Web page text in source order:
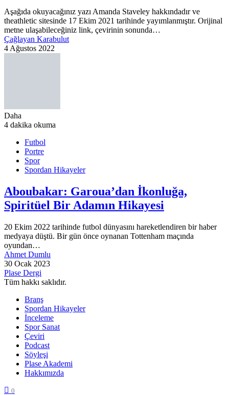
Aşağıda okuyacağınız yazı Amanda Staveley hakkındadır ve
theathletic sitesinde 17 Ekim 2021 tarihinde yayımlanmıştır. Orijinal
metne ulaşabileceğiniz link, çevirinin sonunda…
Çağlayan Karabulut
4 Ağustos 2022
Daha
4 dakika okuma
Futbol
Portre
Spor
Spordan Hikayeler
Aboubakar: Garoua’dan İkonluğa,
Spiritüel Bir Adamın Hikayesi
20 Ekim 2022 tarihinde futbol dünyasını hareketlendiren bir haber
medyaya düştü. Bir gün önce oynanan Tottenham maçında
oyundan…
Ahmet Dumlu
30 Ocak 2023
Plase Dergi
Tüm hakkı saklıdır.
Branş
Spordan Hikayeler
İnceleme
Spor Sanat
Çeviri
Podcast
Söyleşi
Plase Akademi
Hakkımızda
0